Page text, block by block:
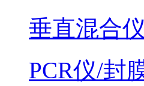
垂直混合仪
PCR仪/封